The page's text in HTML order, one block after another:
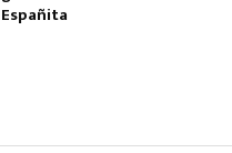
Españita